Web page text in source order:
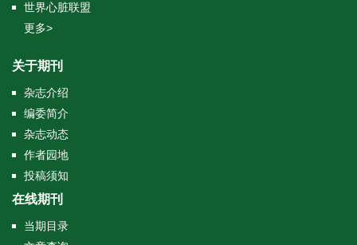
世界心脏联盟
更多>
关于期刊
杂志介绍
编委简介
杂志动态
作者园地
投稿须知
在线期刊
当期目录